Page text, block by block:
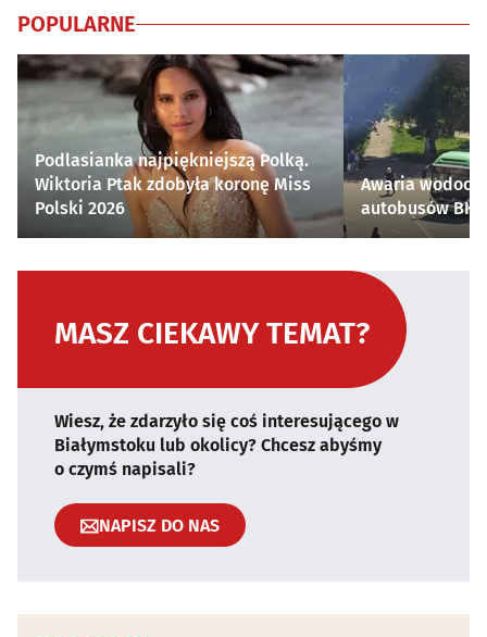
POPULARNE
Podlasianka najpiękniejszą Polką.
Wiktoria Ptak zdobyła koronę Miss
Polski 2026
Awaria
autobusów
MASZ CIEKAWY TEMAT?
Wiesz, że zdarzyło się coś interesującego w
Białymstoku lub okolicy? Chcesz abyśmy
o czymś napisali?
NAPISZ DO NAS